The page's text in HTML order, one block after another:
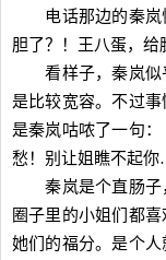
电话那边的秦岚
胆了？！王八蛋，给
看样子，秦岚似
是比较宽容。不过
是秦岚咕哝了一句
愁！别让姐瞧不起
秦岚是个直肠子
圈子里的小姐们都
她们的福分。是个